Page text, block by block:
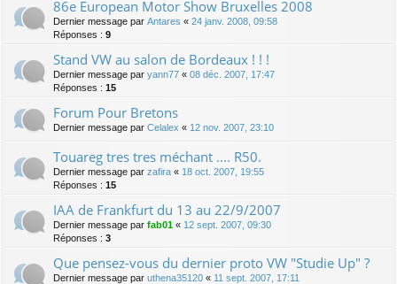
86e European Motor Show Bruxelles 2008
Dernier message par Antares « 24 janv. 2008, 09:58
Réponses : 9
Stand VW au salon de Bordeaux ! ! !
Dernier message par yann77 « 08 déc. 2007, 17:47
Réponses : 15
Forum Pour Bretons
Dernier message par Celalex « 12 nov. 2007, 23:10
Touareg tres tres méchant .... R50.
Dernier message par zafira « 18 oct. 2007, 19:55
Réponses : 15
IAA de Frankfurt du 13 au 22/9/2007
Dernier message par fab01 « 12 sept. 2007, 09:30
Réponses : 3
Que pensez-vous du dernier proto VW "Studie Up" ?
Dernier message par uthena35120 « 11 sept. 2007, 17:11